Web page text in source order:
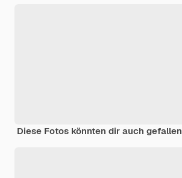
Diese Fotos könnten dir auch gefallen